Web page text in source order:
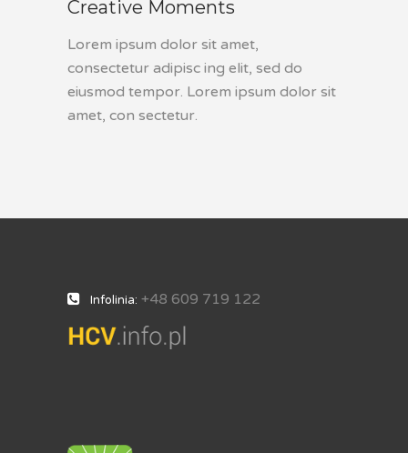
Creative Moments
Lorem ipsum dolor sit amet,
consectetur adipisc ing elit, sed do
eiusmod tempor. Lorem ipsum dolor sit
amet, con sectetur.
Infolinia: +48 609 719 122